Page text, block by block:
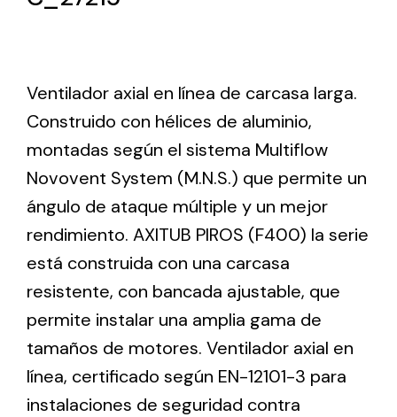
Ventilation
The incorporation of Novovent into the group
meant a greater offer of ventilation products for
different uses
Iluminación Solar
de necesidades.
Ventilador axial en línea de carcasa larga.
Construido con hélices de aluminio,
montadas según el sistema Multiflow
Novovent System (M.N.S.) que permite un
ángulo de ataque múltiple y un mejor
rendimiento. AXITUB PIROS (F400) la serie
está construida con una carcasa
resistente, con bancada ajustable, que
permite instalar una amplia gama de
tamaños de motores. Ventilador axial en
línea, certificado según EN-12101-3 para
instalaciones de seguridad contra